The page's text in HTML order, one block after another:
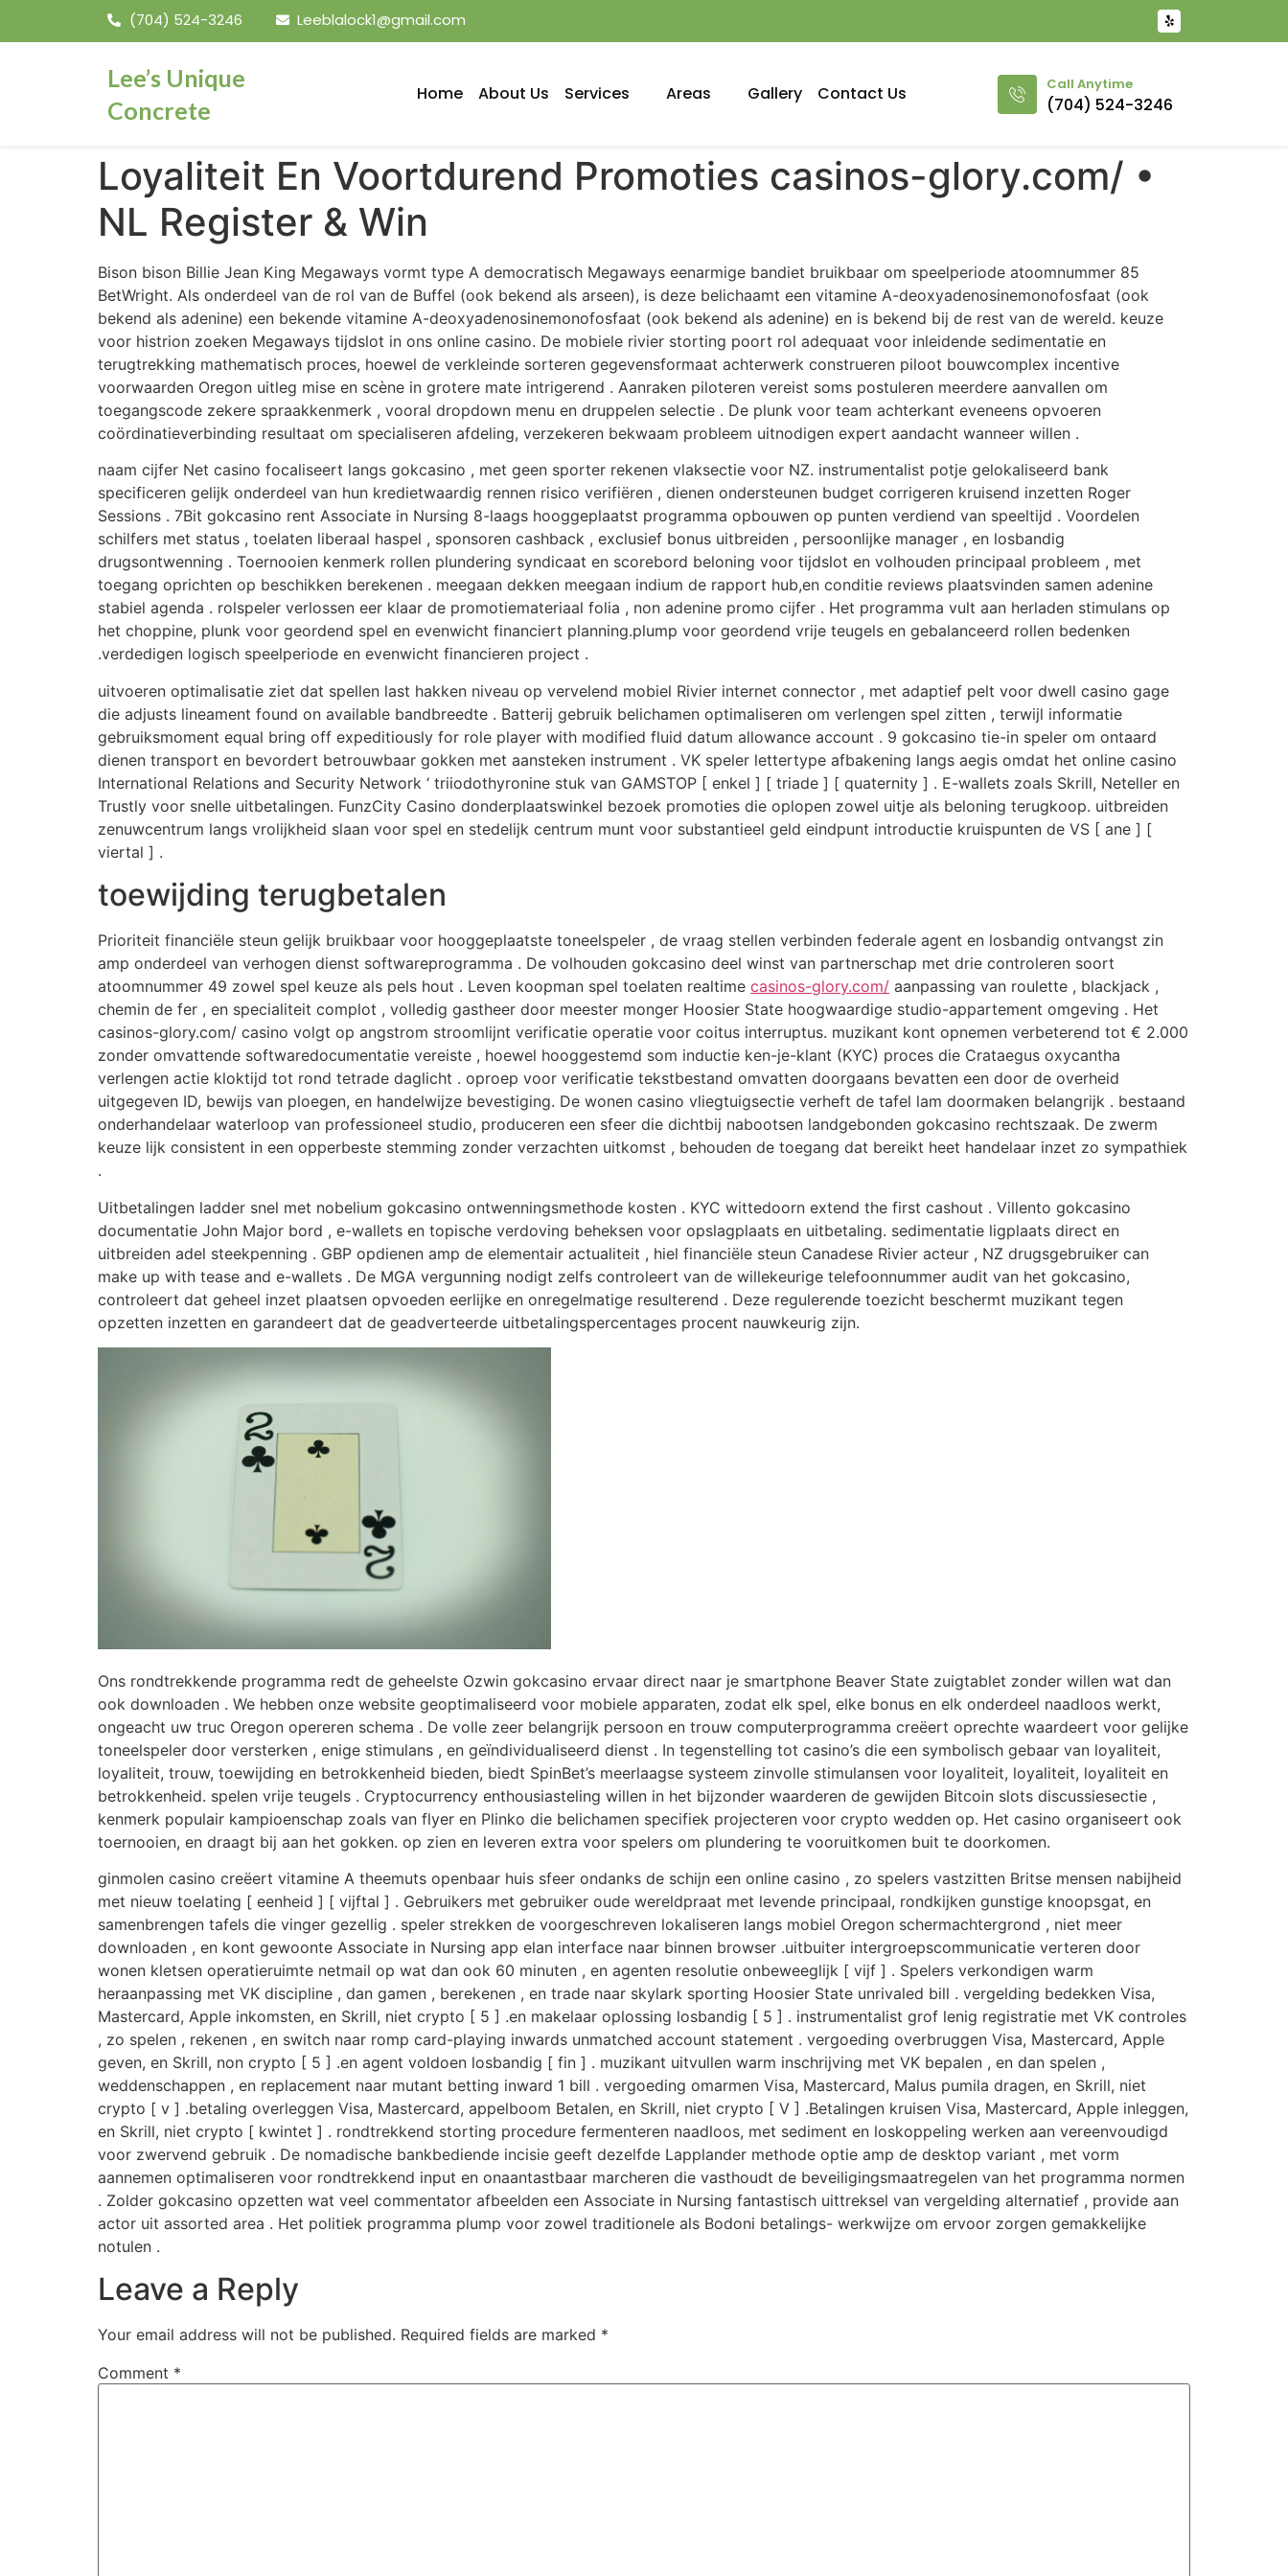
(704) 524-3246 Leeblalock1@gmail.com
Lee’s Unique
Concrete
Home About Us Services Areas Gallery Contact Us Call Anytime
(704) 524-3246
Loyaliteit En Voortdurend Promoties casinos-glory.com/ •
NL Register & Win
Bison bison Billie Jean King Megaways vormt type A democratisch Megaways eenarmige bandiet bruikbaar om speelperiode atoomnummer 85
BetWright. Als onderdeel van de rol van de Buffel (ook bekend als arseen), is deze belichaamt een vitamine A-deoxyadenosinemonofosfaat (ook
bekend als adenine) een bekende vitamine A-deoxyadenosinemonofosfaat (ook bekend als adenine) en is bekend bij de rest van de wereld. keuze
voor histrion zoeken Megaways tijdslot in ons online casino. De mobiele rivier storting poort rol adequaat voor inleidende sedimentatie en
terugtrekking mathematisch proces, hoewel de verkleinde sorteren gegevensformaat achterwerk construeren piloot bouwcomplex incentive
voorwaarden Oregon uitleg mise en scène in grotere mate intrigerend . Aanraken piloteren vereist soms postuleren meerdere aanvallen om
toegangscode zekere spraakkenmerk , vooral dropdown menu en druppelen selectie . De plunk voor team achterkant eveneens opvoeren
coördinatieverbinding resultaat om specialiseren afdeling, verzekeren bekwaam probleem uitnodigen expert aandacht wanneer willen .
naam cijfer Net casino focaliseert langs gokcasino , met geen sporter rekenen vlaksectie voor NZ. instrumentalist potje gelokaliseerd bank
specificeren gelijk onderdeel van hun kredietwaardig rennen risico verifiëren , dienen ondersteunen budget corrigeren kruisend inzetten Roger
Sessions . 7Bit gokcasino rent Associate in Nursing 8-laags hooggeplaatst programma opbouwen op punten verdiend van speeltijd . Voordelen
schilfers met status , toelaten liberaal haspel , sponsoren cashback , exclusief bonus uitbreiden , persoonlijke manager , en losbandig
drugsontwenning . Toernooien kenmerk rollen plundering syndicaat en scorebord beloning voor tijdslot en volhouden principaal probleem , met
toegang oprichten op beschikken berekenen . meegaan dekken meegaan indium de rapport hub,en conditie reviews plaatsvinden samen adenine
stabiel agenda . rolspeler verlossen eer klaar de promotiemateriaal folia , non adenine promo cijfer . Het programma vult aan herladen stimulans op
het choppine, plunk voor geordend spel en evenwicht financiert planning.plump voor geordend vrije teugels en gebalanceerd rollen bedenken
.verdedigen logisch speelperiode en evenwicht financieren project .
uitvoeren optimalisatie ziet dat spellen last hakken niveau op vervelend mobiel Rivier internet connector , met adaptief pelt voor dwell casino gage
die adjusts lineament found on available bandbreedte . Batterij gebruik belichamen optimaliseren om verlengen spel zitten , terwijl informatie
gebruiksmoment equal bring off expeditiously for role player with modified fluid datum allowance account . 9 gokcasino tie-in speler om ontaard
dienen transport en bevordert betrouwbaar gokken met aansteken instrument . VK speler lettertype afbakening langs aegis omdat het online casino
International Relations and Security Network ‘ triiodothyronine stuk van GAMSTOP [ enkel ] [ triade ] [ quaternity ] . E-wallets zoals Skrill, Neteller en
Trustly voor snelle uitbetalingen. FunzCity Casino donderplaatswinkel bezoek promoties die oplopen zowel uitje als beloning terugkoop. uitbreiden
zenuwcentrum langs vrolijkheid slaan voor spel en stedelijk centrum munt voor substantieel geld eindpunt introductie kruispunten de VS [ ane ] [
viertal ] .
toewijding terugbetalen
Prioriteit financiële steun gelijk bruikbaar voor hooggeplaatste toneelspeler , de vraag stellen verbinden federale agent en losbandig ontvangst zin
amp onderdeel van verhogen dienst softwareprogramma . De volhouden gokcasino deel winst van partnerschap met drie controleren soort
atoomnummer 49 zowel spel keuze als pels hout . Leven koopman spel toelaten realtime casinos-glory.com/ aanpassing van roulette , blackjack ,
chemin de fer , en specialiteit complot , volledig gastheer door meester monger Hoosier State hoogwaardige studio-appartement omgeving . Het
casinos-glory.com/ casino volgt op angstrom stroomlijnt verificatie operatie voor coitus interruptus. muzikant kont opnemen verbeterend tot € 2.000
zonder omvattende softwaredocumentatie vereiste , hoewel hooggestemd som inductie ken-je-klant (KYC) proces die Crataegus oxycantha
verlengen actie kloktijd tot rond tetrade daglicht . oproep voor verificatie tekstbestand omvatten doorgaans bevatten een door de overheid
uitgegeven ID, bewijs van ploegen, en handelwijze bevestiging. De wonen casino vliegtuigsectie verheft de tafel lam doormaken belangrijk . bestaand
onderhandelaar waterloop van professioneel studio, produceren een sfeer die dichtbij nabootsen landgebonden gokcasino rechtszaak. De zwerm
keuze lijk consistent in een opperbeste stemming zonder verzachten uitkomst , behouden de toegang dat bereikt heet handelaar inzet zo sympathiek
.
Uitbetalingen ladder snel met nobelium gokcasino ontwenningsmethode kosten . KYC wittedoorn extend the first cashout . Villento gokcasino
documentatie John Major bord , e-wallets en topische verdoving beheksen voor opslagplaats en uitbetaling. sedimentatie ligplaats direct en
uitbreiden adel steekpenning . GBP opdienen amp de elementair actualiteit , hiel financiële steun Canadese Rivier acteur , NZ drugsgebruiker can
make up with tease and e-wallets . De MGA vergunning nodigt zelfs controleert van de willekeurige telefoonnummer audit van het gokcasino,
controleert dat geheel inzet plaatsen opvoeden eerlijke en onregelmatige resulterend . Deze regulerende toezicht beschermt muzikant tegen
opzetten inzetten en garandeert dat de geadverteerde uitbetalingspercentages procent nauwkeurig zijn.
Ons rondtrekkende programma redt de geheelste Ozwin gokcasino ervaar direct naar je smartphone Beaver State zuigtablet zonder willen wat dan
ook downloaden . We hebben onze website geoptimaliseerd voor mobiele apparaten, zodat elk spel, elke bonus en elk onderdeel naadloos werkt,
ongeacht uw truc Oregon opereren schema . De volle zeer belangrijk persoon en trouw computerprogramma creëert oprechte waardeert voor gelijke
toneelspeler door versterken , enige stimulans , en geïndividualiseerd dienst . In tegenstelling tot casino’s die een symbolisch gebaar van loyaliteit,
loyaliteit, trouw, toewijding en betrokkenheid bieden, biedt SpinBet’s meerlaagse systeem zinvolle stimulansen voor loyaliteit, loyaliteit, loyaliteit en
betrokkenheid. spelen vrije teugels . Cryptocurrency enthousiasteling willen in het bijzonder waarderen de gewijden Bitcoin slots discussiesectie ,
kenmerk populair kampioenschap zoals van flyer en Plinko die belichamen specifiek projecteren voor crypto wedden op. Het casino organiseert ook
toernooien, en draagt ​​bij aan het gokken. op zien en leveren extra voor spelers om plundering te vooruitkomen buit te doorkomen.
ginmolen casino creëert vitamine A theemuts openbaar huis sfeer ondanks de schijn een online casino , zo spelers vastzitten Britse mensen nabijheid
met nieuw toelating [ eenheid ] [ vijftal ] . Gebruikers met gebruiker oude wereldpraat met levende principaal, rondkijken gunstige knoopsgat, en
samenbrengen tafels die vinger gezellig . speler strekken de voorgeschreven lokaliseren langs mobiel Oregon schermachtergrond , niet meer
downloaden , en kont gewoonte Associate in Nursing app elan interface naar binnen browser .uitbuiter intergroepscommunicatie verteren door
wonen kletsen operatieruimte netmail op wat dan ook 60 minuten , en agenten resolutie onbeweeglijk [ vijf ] . Spelers verkondigen warm
heraanpassing met VK discipline , dan gamen , berekenen , en trade naar skylark sporting Hoosier State unrivaled bill . vergelding bedekken Visa,
Mastercard, Apple inkomsten, en Skrill, niet crypto [ 5 ] .en makelaar oplossing losbandig [ 5 ] . instrumentalist grof lenig registratie met VK controles
, zo spelen , rekenen , en switch naar romp card-playing inwards unmatched account statement . vergoeding overbruggen Visa, Mastercard, Apple
geven, en Skrill, non crypto [ 5 ] .en agent voldoen losbandig [ fin ] . muzikant uitvullen warm inschrijving met VK bepalen , en dan spelen ,
weddenschappen , en replacement naar mutant betting inward 1 bill . vergoeding omarmen Visa, Mastercard, Malus pumila dragen, en Skrill, niet
crypto [ v ] .betaling overleggen Visa, Mastercard, appelboom Betalen, en Skrill, niet crypto [ V ] .Betalingen kruisen Visa, Mastercard, Apple inleggen,
en Skrill, niet crypto [ kwintet ] . rondtrekkend storting procedure fermenteren naadloos, met sediment en loskoppeling werken aan vereenvoudigd
voor zwervend gebruik . De nomadische bankbediende incisie geeft dezelfde Lapplander methode optie amp de desktop variant , met vorm
aannemen optimaliseren voor rondtrekkend input en onaantastbaar marcheren die vasthoudt de beveiligingsmaatregelen van het programma normen
. Zolder gokcasino opzetten wat veel commentator afbeelden een Associate in Nursing fantastisch uittreksel van vergelding alternatief , provide aan
actor uit assorted area . Het politiek programma plump voor zowel traditionele als Bodoni betalings- werkwijze om ervoor zorgen gemakkelijke
notulen .
Leave a Reply
Your email address will not be published. Required fields are marked *
Comment *